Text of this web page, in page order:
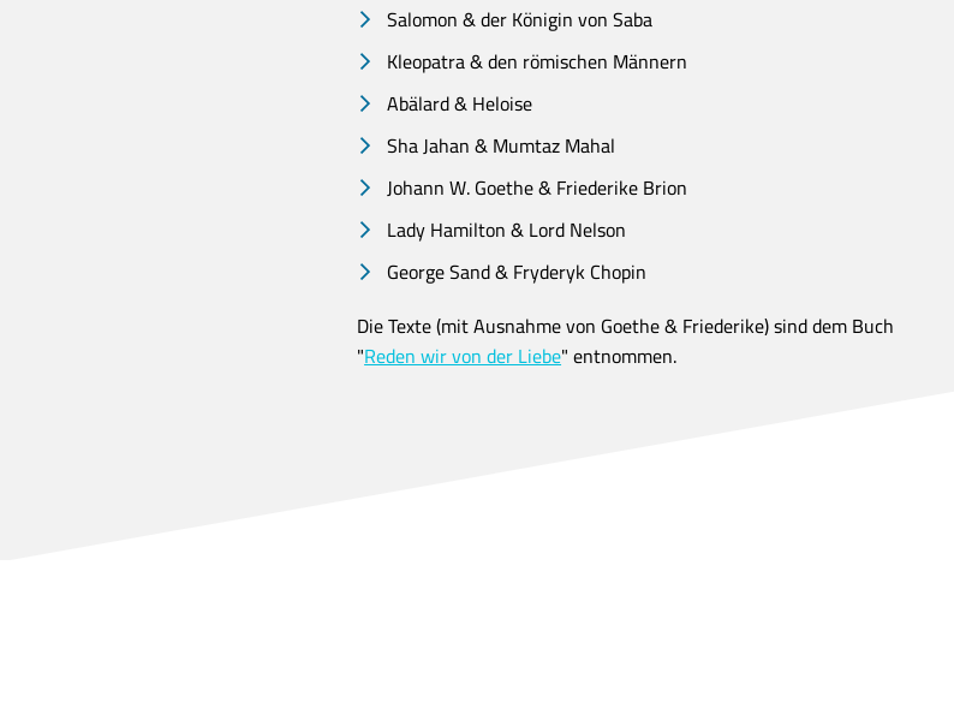
Salomon & der Königin von Saba
Kleopatra & den römischen Männern
Abälard & Heloise
Sha Jahan & Mumtaz Mahal
Johann W. Goethe & Friederike Brion
Lady Hamilton & Lord Nelson
George Sand & Fryderyk Chopin
Die Texte (mit Ausnahme von Goethe & Friederike) sind dem Buch
"Reden wir von der Liebe" entnommen.